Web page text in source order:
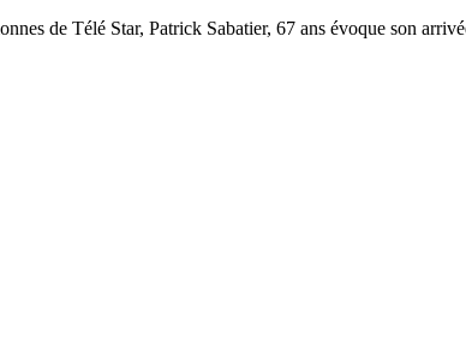
de Télé Star, Patrick Sabatier, 67 ans évoque son